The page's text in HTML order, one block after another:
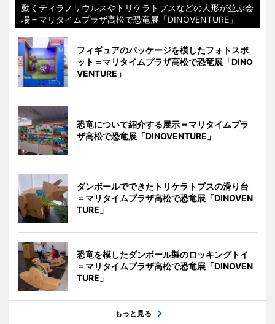
動くティラノサウルスやトリケラトプスなどの人形が並ぶ会
場＝マリタイムプラザ高松で恐竜展「DINOVENTURE」
フィギュアのパッケージを模したフォトスポ
ット＝マリタイムプラザ高松で恐竜展「DINO
VENTURE」
恐竜について紹介する展示＝マリタイムプラ
ザ高松で恐竜展「DINOVENTURE」
ダンボールでできたトリケラトプスの滑り台
＝マリタイムプラザ高松で恐竜展「DINOVEN
TURE」
恐竜を模したダンボール製のロッキングトイ
＝マリタイムプラザ高松で恐竜展「DINOVEN
TURE」
もっと見る